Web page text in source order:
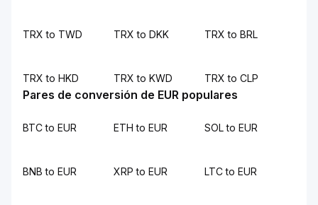
TRX to TWD TRX to DKK TRX to BRL
TRX to HKD TRX to KWD TRX to CLP
Pares de conversión de EUR populares
BTC to EUR ETH to EUR SOL to EUR
BNB to EUR XRP to EUR LTC to EUR